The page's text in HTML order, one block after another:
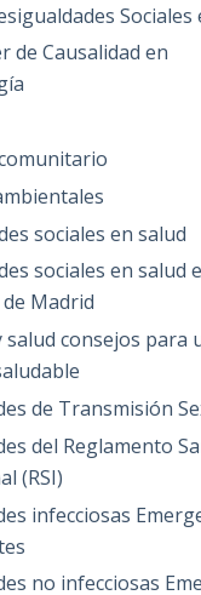
Sociales
de Causalidad en
sociales en salud
sociales en salud
Madrid
salud consejos para
de Transmisión
del Reglamento
(RSI)
infecciosas
no infecciosas